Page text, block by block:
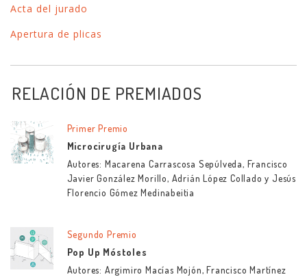
Acta del jurado
Apertura de plicas
RELACIÓN DE PREMIADOS
Primer Premio
Microcirugía Urbana
Autores: Macarena Carrascosa Sepúlveda, Francisco
Javier González Morillo, Adrián López Collado y Jesús
Florencio Gómez Medinabeitia
Segundo Premio
Pop Up Móstoles
Autores: Argimiro Macías Mojón, Francisco Martínez